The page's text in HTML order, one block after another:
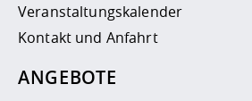
Veranstaltungskalender
Kontakt und Anfahrt
ANGEBOTE